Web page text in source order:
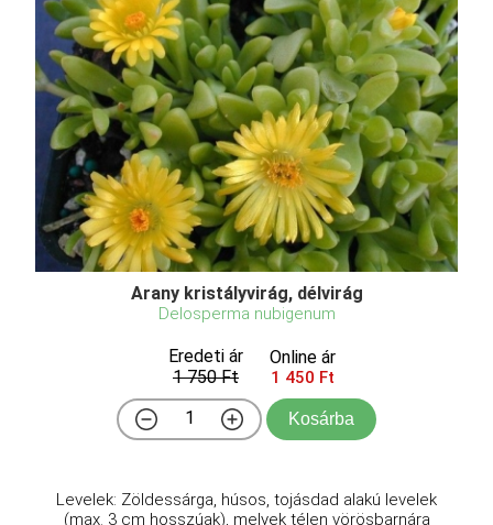
Arany kristályvirág, délvirág
Delosperma nubigenum
Eredeti ár
1 750 Ft
Online ár
1 450 Ft
Kosárba
Levelek: Zöldessárga, húsos, tojásdad alakú levelek
(max. 3 cm hosszúak), melyek télen vörösbarnára